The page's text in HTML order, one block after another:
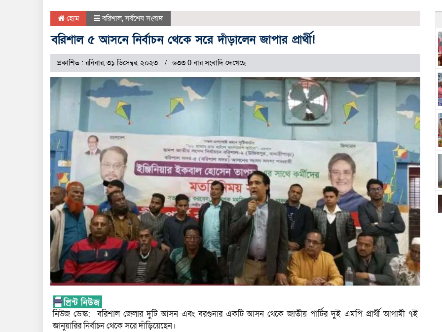
হোম বরিশাল,সর্বশেষ সংবাদ
বরিশাল ৫ আসনে নির্বাচন থেকে সরে দাঁড়ালেন জাপার প্রার্থী!
প্রকাশিত : রবিবার, ৩১ ডিসেম্বর, ২০২৩ ৬৩৩ 0 বার সংবাদি দেখেছে
নিউজ ডেস্ক: বরিশাল জেলার দুটি আসন এবং বরগুনার একটি আসন থেকে জাতীয় পার্টির দুই এমপি প্রার্থী আগামী ৭ই
জানুয়ারির নির্বাচন থেকে সরে দাঁড়িয়েছেন।